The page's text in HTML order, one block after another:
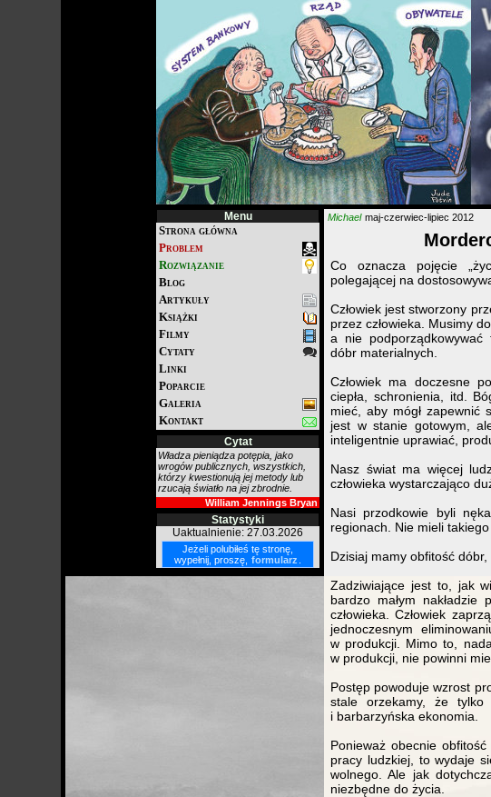
Menu
Strona główna
Problem
Rozwiązanie
Blog
Artykuły
Książki
Filmy
Cytaty
Linki
Poparcie
Galeria
Kontakt
Cytat
Władza pieniądza potępia, jako
wrogów publicznych, wszystkich,
którzy kwestionują jej metody lub
rzucają światło na jej zbrodnie.
William Jennings Bryan
Statystyki
Uaktualnienie: 27.03.2026
Jeżeli polubiłeś tę stronę,
wypełnij, proszę, formularz
Michael maj-czerwiec-lipiec 2012
Co oznacza pojęcie
polegającej na
Człowiek jest stworzony
przez człowieka. Musimy
a nie
dóbr materialnych.
Człowiek ma doczesne
ciepła, schronienia, itd.
mieć, aby mógł zapewnić
jest w stanie gotowym,
inteligentnie uprawiać,
Nasz świat ma więcej
człowieka wystarczająco
Nasi przodkowie byli
regionach. Nie mieli
Dzisiaj mamy obfitość
Zadziwiające jest to, jak
bardzo małym
człowieka. Człowiek
jednoczesnym
w produkcji. Mimo to,
w produkcji, nie powinni
Postęp powoduje wzrost
stale orzekamy, że tylko
i barbarzyńska ekonomia.
Ponieważ obecnie
pracy ludzkiej, to wydaje
wolnego. Ale jak
niezbędne do życia.